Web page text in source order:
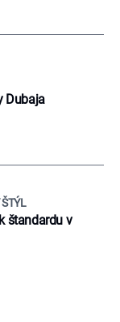
Dubaja
štandardu v